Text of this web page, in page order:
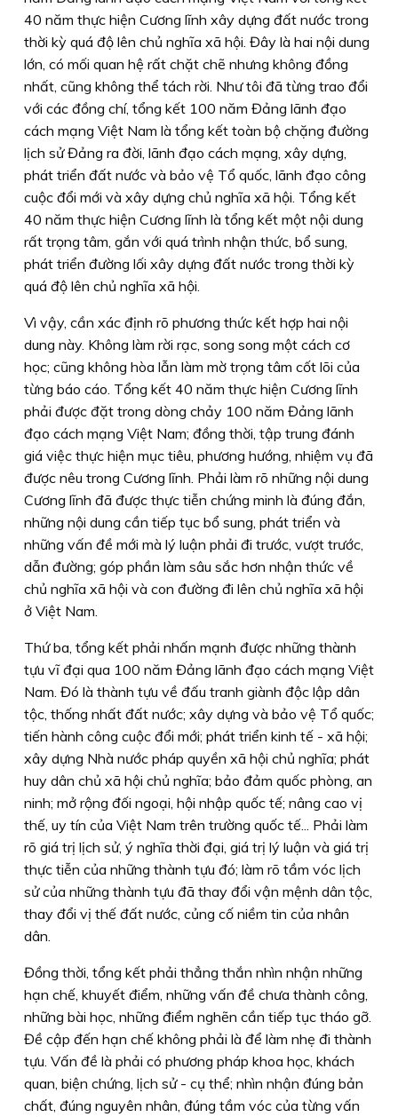
40 năm thực hiện Cương lĩnh xây dựng đất nước trong
thời kỳ quá độ lên chủ nghĩa xã hội. Đây là hai nội dung
lớn, có mối quan hệ rất chặt chẽ nhưng không đồng
nhất, cũng không thể tách rời. Như tôi đã từng trao đổi
với các đồng chí, tổng kết 100 năm Đảng lãnh đạo
cách mạng Việt Nam là tổng kết toàn bộ chặng đường
lịch sử Đảng ra đời, lãnh đạo cách mạng, xây dựng,
phát triển đất nước và bảo vệ Tổ quốc, lãnh đạo công
cuộc đổi mới và xây dựng chủ nghĩa xã hội. Tổng kết
40 năm thực hiện Cương lĩnh là tổng kết một nội dung
rất trọng tâm, gắn với quá trình nhận thức, bổ sung,
phát triển đường lối xây dựng đất nước trong thời kỳ
quá độ lên chủ nghĩa xã hội.
Vì vậy, cần xác định rõ phương thức kết hợp hai nội
dung này. Không làm rời rạc, song song một cách cơ
học; cũng không hòa lẫn làm mờ trọng tâm cốt lõi của
từng báo cáo. Tổng kết 40 năm thực hiện Cương lĩnh
phải được đặt trong dòng chảy 100 năm Đảng lãnh
đạo cách mạng Việt Nam; đồng thời, tập trung đánh
giá việc thực hiện mục tiêu, phương hướng, nhiệm vụ đã
được nêu trong Cương lĩnh. Phải làm rõ những nội dung
Cương lĩnh đã được thực tiễn chứng minh là đúng đắn,
những nội dung cần tiếp tục bổ sung, phát triển và
những vấn đề mới mà lý luận phải đi trước, vượt trước,
dẫn đường; góp phần làm sâu sắc hơn nhận thức về
chủ nghĩa xã hội và con đường đi lên chủ nghĩa xã hội
ở Việt Nam.
Thứ ba, tổng kết phải nhấn mạnh được những thành
tựu vĩ đại qua 100 năm Đảng lãnh đạo cách mạng Việt
Nam. Đó là thành tựu về đấu tranh giành độc lập dân
tộc, thống nhất đất nước; xây dựng và bảo vệ Tổ quốc;
tiến hành công cuộc đổi mới; phát triển kinh tế - xã hội;
xây dựng Nhà nước pháp quyền xã hội chủ nghĩa; phát
huy dân chủ xã hội chủ nghĩa; bảo đảm quốc phòng, an
ninh; mở rộng đối ngoại, hội nhập quốc tế; nâng cao vị
thế, uy tín của Việt Nam trên trường quốc tế... Phải làm
rõ giá trị lịch sử, ý nghĩa thời đại, giá trị lý luận và giá trị
thực tiễn của những thành tựu đó; làm rõ tầm vóc lịch
sử của những thành tựu đã thay đổi vận mệnh dân tộc,
thay đổi vị thế đất nước, củng cố niềm tin của nhân
dân.
Đồng thời, tổng kết phải thẳng thắn nhìn nhận những
hạn chế, khuyết điểm, những vấn đề chưa thành công,
những bài học, những điểm nghẽn cần tiếp tục tháo gỡ.
Đề cập đến hạn chế không phải là để làm nhẹ đi thành
tựu. Vấn đề là phải có phương pháp khoa học, khách
quan, biện chứng, lịch sử - cụ thể; nhìn nhận đúng bản
chất, đúng nguyên nhân, đúng tầm vóc của từng vấn